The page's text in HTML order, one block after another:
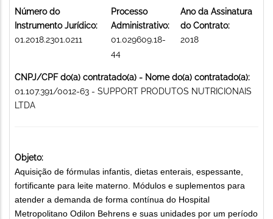
Número do
Instrumento Jurídico:
01.2018.2301.0211
Processo
Administrativo:
01.029609.18-
44
Ano da Assinatura
do Contrato:
2018
CNPJ/CPF do(a) contratado(a) - Nome do(a) contratado(a):
01.107.391/0012-63 - SUPPORT PRODUTOS NUTRICIONAIS
LTDA
Objeto:
Aquisição de fórmulas infantis, dietas enterais, espessante,
fortificante para leite materno. Módulos e suplementos para
atender a demanda de forma contínua do Hospital
Metropolitano Odilon Behrens e suas unidades por um período